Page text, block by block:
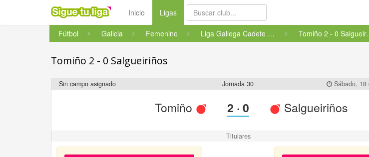
Inicio Ligas(current)
Fútbol Galicia Femenino Liga Gallega Cadete Femenino -...
Tomiño 2 - 0 Salgueiriños
Sin campo asignado Jornada 30 Sábado, 18
Tomiño 2 · 0 Salgueiriños
Titulares